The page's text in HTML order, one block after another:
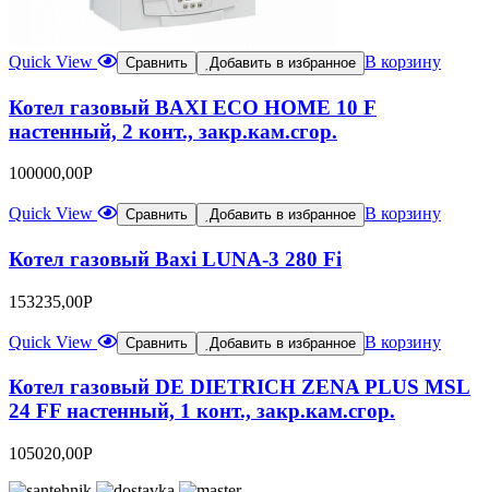
Quick View Сравнить Добавить в избранное В корзину
Котел газовый BAXI ECO HOME 10 F
настенный, 2 конт., закр.кам.сгор.
100000,00Р
Quick View Сравнить Добавить в избранное В корзину
Котел газовый Baxi LUNA-3 280 Fi
153235,00Р
Quick View Сравнить Добавить в избранное В корзину
Котел газовый DE DIETRICH ZENA PLUS MSL
24 FF настенный, 1 конт., закр.кам.сгор.
105020,00Р